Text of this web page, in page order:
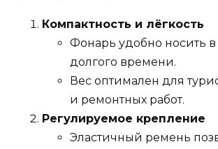
Компактность и лёгкость
Фонарь удобно носить в
долгого времени.
Вес оптимален для
и ремонтных работ.
Регулируемое крепление
Эластичный ремень